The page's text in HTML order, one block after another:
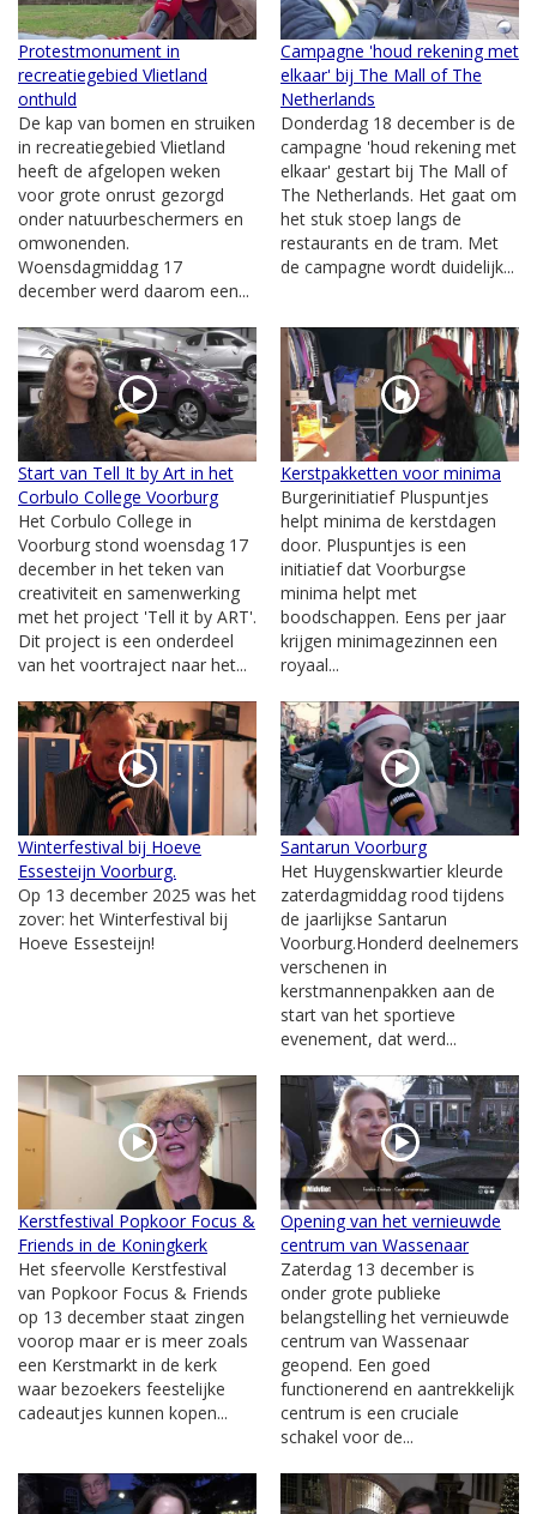
Protestmonument in
recreatiegebied Vlietland
onthuld
De kap van bomen en struiken
in recreatiegebied Vlietland
heeft de afgelopen weken
voor grote onrust gezorgd
onder natuurbeschermers en
omwonenden.
Woensdagmiddag 17
december werd daarom een...
Campagne 'houd rekening met
elkaar' bij The Mall of The
Netherlands
Donderdag 18 december is de
campagne 'houd rekening met
elkaar' gestart bij The Mall of
The Netherlands. Het gaat om
het stuk stoep langs de
restaurants en de tram. Met
de campagne wordt duidelijk...
Start van Tell It by Art in het
Corbulo College Voorburg
Het Corbulo College in
Voorburg stond woensdag 17
december in het teken van
creativiteit en samenwerking
met het project 'Tell it by ART'.
Dit project is een onderdeel
van het voortraject naar het...
Kerstpakketten voor minima
Burgerinitiatief Pluspuntjes
helpt minima de kerstdagen
door. Pluspuntjes is een
initiatief dat Voorburgse
minima helpt met
boodschappen. Eens per jaar
krijgen minimagezinnen een
royaal...
Winterfestival bij Hoeve
Essesteijn Voorburg.
Op 13 december 2025 was het
zover: het Winterfestival bij
Hoeve Essesteijn!
Santarun Voorburg
Het Huygenskwartier kleurde
zaterdagmiddag rood tijdens
de jaarlijkse Santarun
Voorburg.Honderd deelnemers
verschenen in
kerstmannenpakken aan de
start van het sportieve
evenement, dat werd...
Kerstfestival Popkoor Focus &
Friends in de Koningkerk
Het sfeervolle Kerstfestival
van Popkoor Focus & Friends
op 13 december staat zingen
voorop maar er is meer zoals
een Kerstmarkt in de kerk
waar bezoekers feestelijke
cadeautjes kunnen kopen...
Opening van het vernieuwde
centrum van Wassenaar
Zaterdag 13 december is
onder grote publieke
belangstelling het vernieuwde
centrum van Wassenaar
geopend. Een goed
functionerend en aantrekkelijk
centrum is een cruciale
schakel voor de...